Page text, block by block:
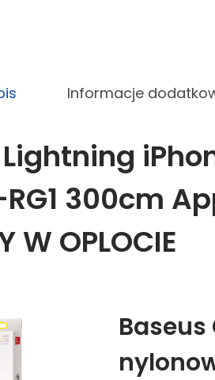
Informacje
Lightning
300cm
W OPLOCIE